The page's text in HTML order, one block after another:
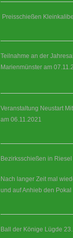
Preisschießen
Teilnahme an der
Marienmünster am
Veranstaltung Neustart
am 06.11.2021
Bezirksschießen in
Nach langer Zeit mal
und auf Anhieb den
Ball der Könige Lügde